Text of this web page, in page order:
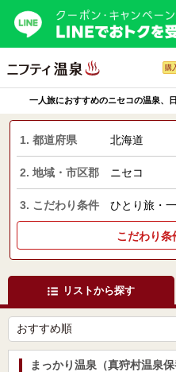
購
一人旅におすすめのニセコの温泉、
1. 都道府県 北海道
2. 地域・市区郡 ニセコ
3. こだわり条件 ひとり旅・
こだわり条
リストから探す
まっかり温泉（真狩村温泉保